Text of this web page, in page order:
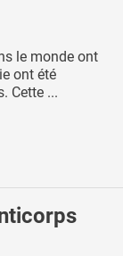
le monde ont
ont été
Cette ...